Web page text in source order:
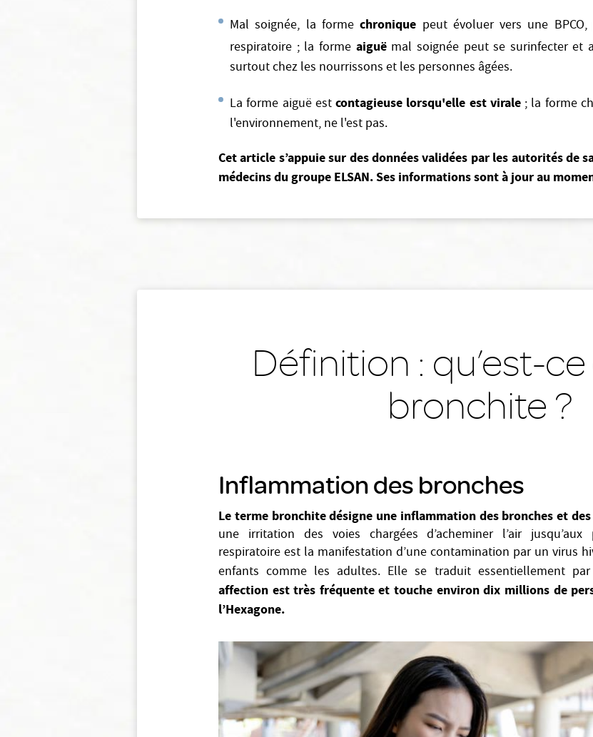
Mal soignée, la formechronique peut évoluer vers une
respiratoire ; la forme aiguëmal soignée peut se surinfecter et
surtout chez les nourrissons et les personnes âgées.
La forme aiguë est contagieuse lorsqu'elle est virale; la forme
l'environnement, ne l'est pas.
Cet article s’appuie sur des données validées par les autorités de
médecins du groupe ELSAN. Ses informations sont à jour au
Définition : qu’est-
bronchite ?
Inflammation des bronches
Le terme bronchite désigne une inflammation des bronches et
une irritation des voies chargées d’acheminer l’air
respiratoire est la manifestation d’une contamination par un virus
enfants comme les adultes. Elle se traduit essentiellement
affection est très fréquente et touche environ dix millions de
l’Hexagone.